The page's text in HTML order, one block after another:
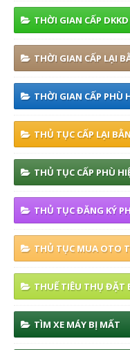
THỜI GIAN CẤP
THỜI GIAN CẤP LẠI
THỜI GIAN CẤP PHÙ
THỦ TỤC CẤP LẠI
THỦ TỤC CẤP PHÙ
THỦ TỤC ĐĂNG KÝ
THỦ TỤC MUA OTO
THUẾ TIÊU THỤ ĐẶT
TÌM XE MÁY BỊ MẤT